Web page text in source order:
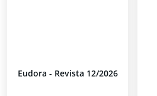
Eudora - Revista 12/2026